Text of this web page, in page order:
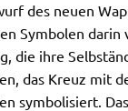
des neuen
Symbolen
die ihre
das Kreuz mit
symbolisiert.